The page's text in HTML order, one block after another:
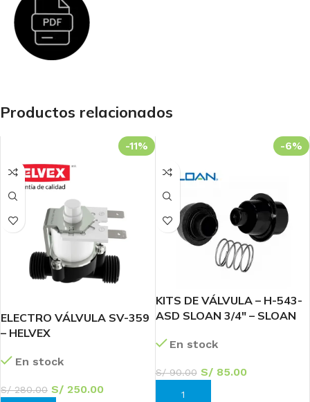
Productos relacionados
-11%
ELECTRO VÁLVULA SV-359
– HELVEX
En stock
S/280.00 S/ 250.00
-6%
KITS DE VÁLVULA – H-543-
ASD SLOAN 3/4″ – SLOAN
En stock
S/90.00 S/85.00
AÑADIR AL CARRITO